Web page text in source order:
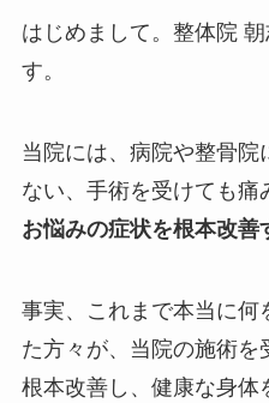
はじめまして。整体院
す。
当院には、病院や整骨
ない、手術を受けても痛
お悩みの症状を根本改善
事実、これまで本当に何
た方々が、当院の施術を
根本改善し、健康な身体